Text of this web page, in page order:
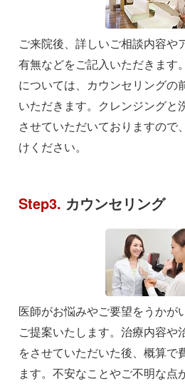
ご来院後、詳しいご相談内容や
有無などをご記入いただきます
については、カウンセリングの
いただきます。クレンジングと
させていただいておりますので
けください。
Step3. カウンセリング
医師がお悩みやご要望をうかが
ご提案いたします。治療内容や
をさせていただいた後、概算で
ます。不安なことやご不明な点